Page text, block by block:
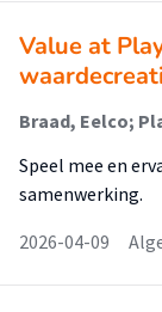
Value at
Braad, Eelco;
Speel mee en
samenwerking.
2026-04-09